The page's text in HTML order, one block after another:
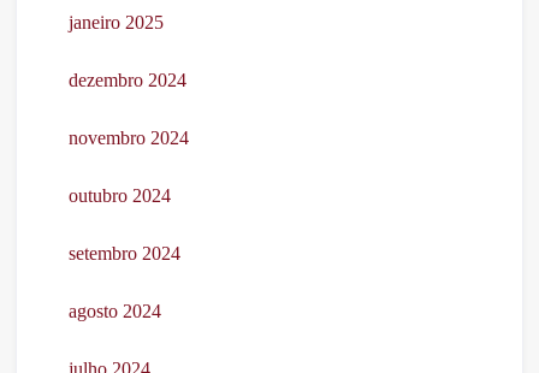
janeiro 2025
dezembro 2024
novembro 2024
outubro 2024
setembro 2024
agosto 2024
julho 2024